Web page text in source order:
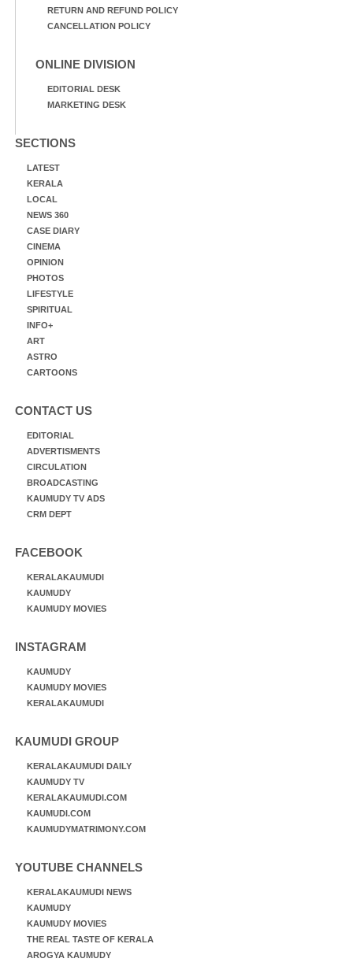
RETURN AND REFUND POLICY
CANCELLATION POLICY
ONLINE DIVISION
EDITORIAL DESK
MARKETING DESK
SECTIONS
LATEST
KERALA
LOCAL
NEWS 360
CASE DIARY
CINEMA
OPINION
PHOTOS
LIFESTYLE
SPIRITUAL
INFO+
ART
ASTRO
CARTOONS
CONTACT US
EDITORIAL
ADVERTISMENTS
CIRCULATION
BROADCASTING
KAUMUDY TV ADS
CRM DEPT
FACEBOOK
KERALAKAUMUDI
KAUMUDY
KAUMUDY MOVIES
INSTAGRAM
KAUMUDY
KAUMUDY MOVIES
KERALAKAUMUDI
KAUMUDI GROUP
KERALAKAUMUDI DAILY
KAUMUDY TV
KERALAKAUMUDI.COM
KAUMUDI.COM
KAUMUDYMATRIMONY.COM
YOUTUBE CHANNELS
KERALAKAUMUDI NEWS
KAUMUDY
KAUMUDY MOVIES
THE REAL TASTE OF KERALA
AROGYA KAUMUDY